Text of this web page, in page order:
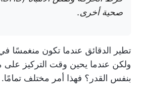
صحية أخرى.
تطير الدقائق عندما تكون منغمسًا
ولكن عندما يحين وقت التركيز
بنفس القدر؟ فهذا أمر مختلف تمامًا.